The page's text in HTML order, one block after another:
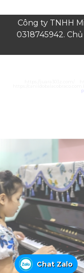
Công ty TNHH
0318745942.
Chat Zalo